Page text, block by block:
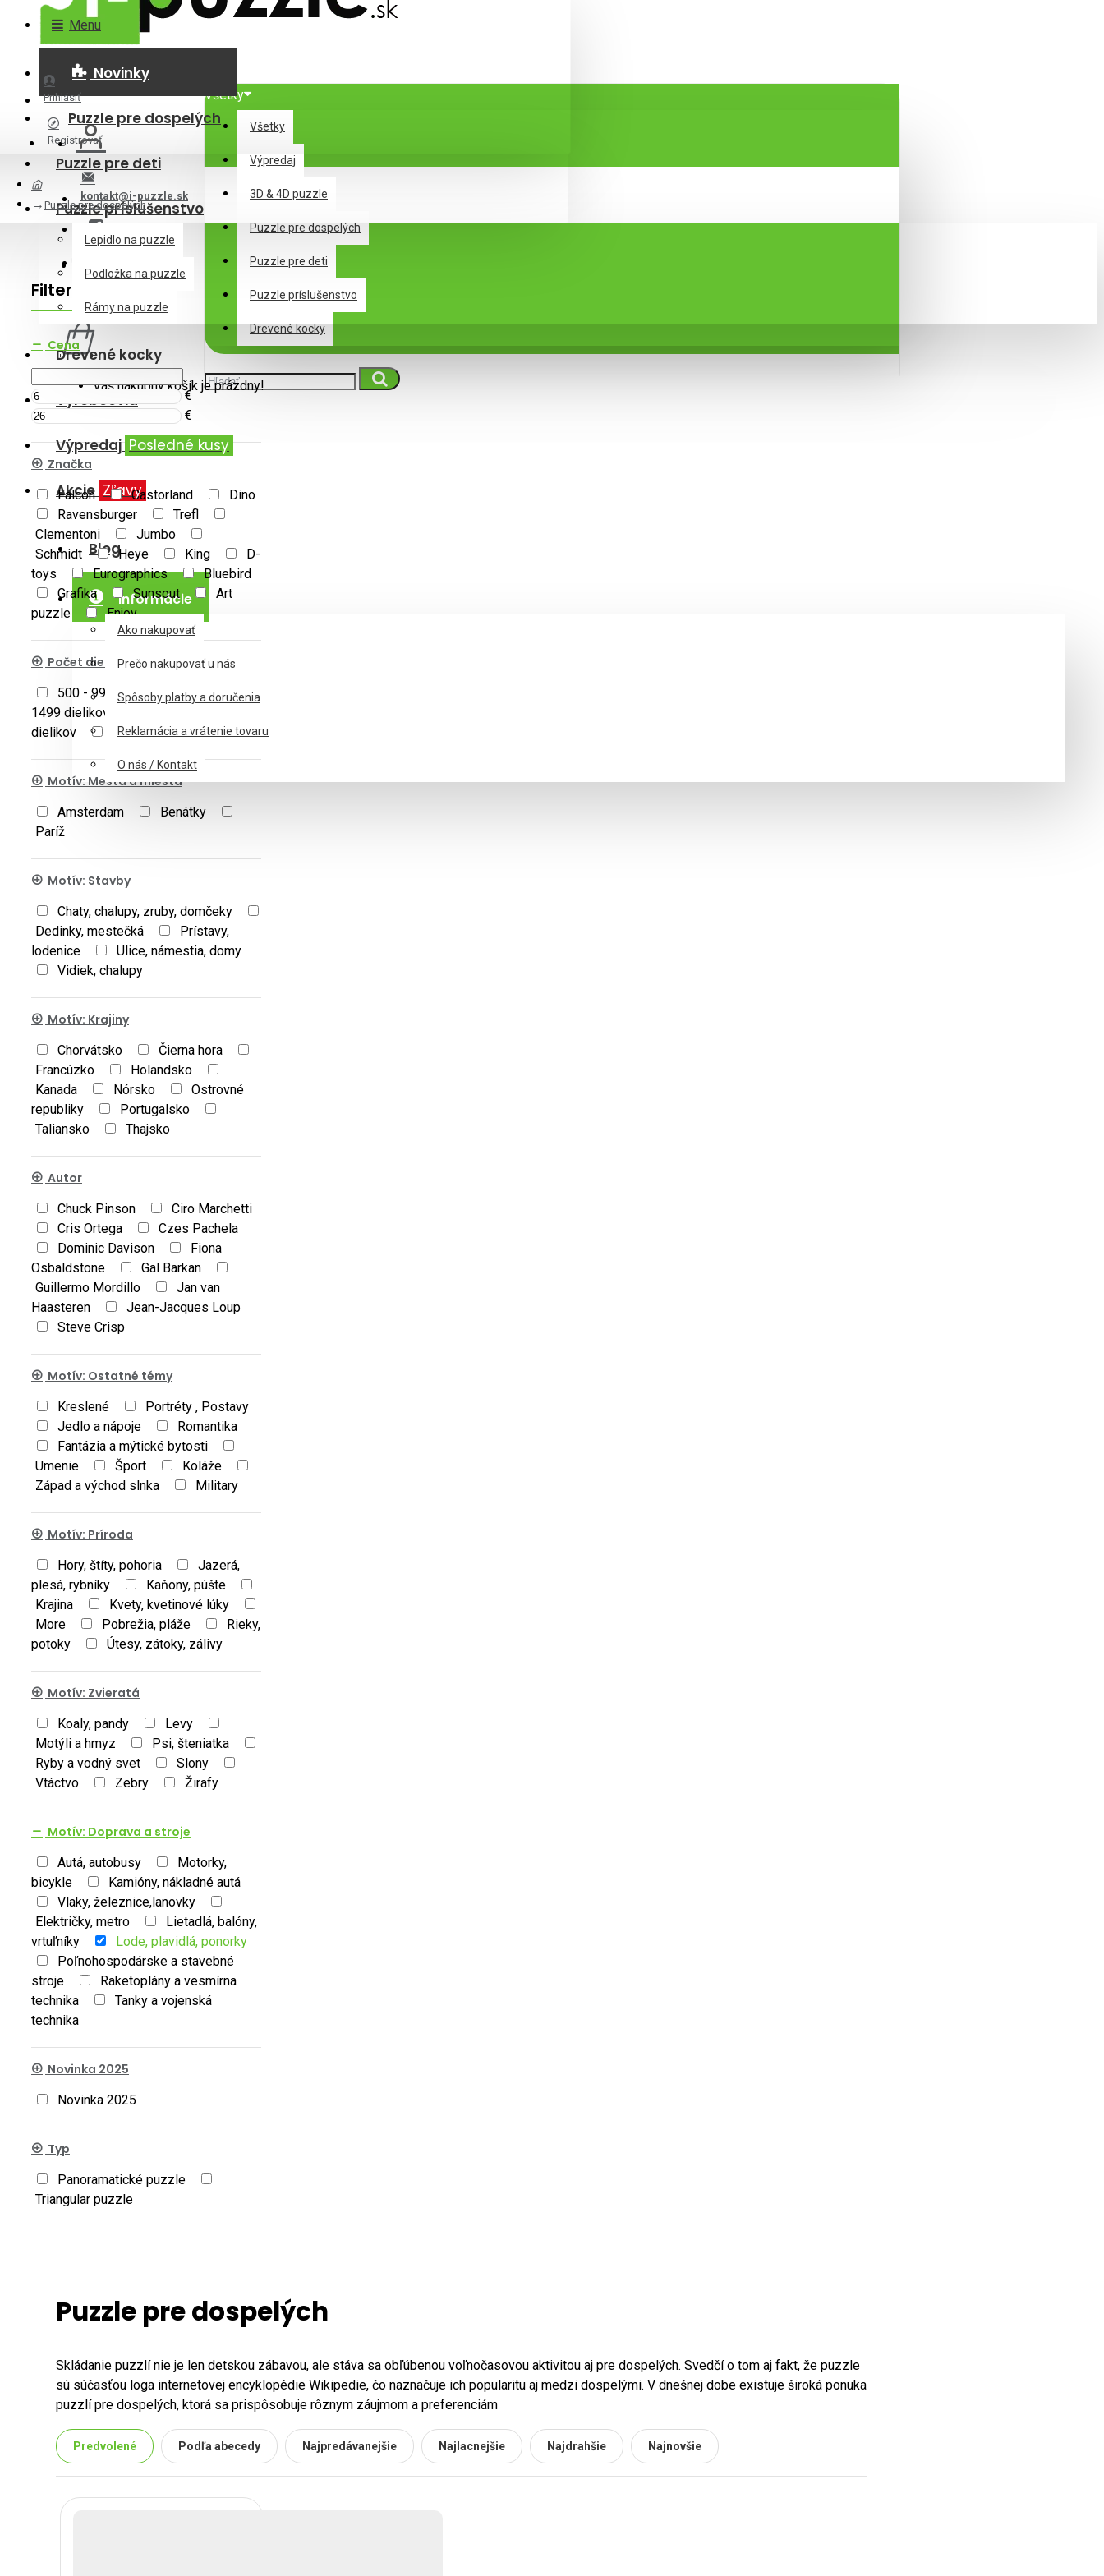
kontakt@i-puzzle.sk
Všetky
Všetky
Výpredaj
3D & 4D puzzle
Puzzle pre dospelých
Puzzle pre deti
Puzzle príslušenstvo
Drevené kocky
0 ks - 0,00€
Váš nákupný košík je prázdny!
Menu
Novinky
Puzzle pre dospelých
Puzzle pre deti
Puzzle príslušenstvo
Lepidlo na puzzle
Podložka na puzzle
Rámy na puzzle
Drevené kocky
Výrobcovia
Výpredaj Posledné kusy
Akcie Zľavy
Blog
Informácie
Ako nakupovať
Prečo nakupovať u nás
Spôsoby platby a doručenia
Reklamácia a vrátenie tovaru
O nás / Kontakt
Prihlásiť
Registrovať
Puzzle pre dospelých
Filter
Cena
€
€
Značka
Falcon Castorland
Dino
Ravensburger
Trefl
Clementoni
Jumbo
Schmidt
Heye King
D-
toys
Eurographics
Bluebird
Grafika
Sunsout
Art
puzzle
Enjoy
Počet dielikov
500 - 999 dielikov
1000 -
1499 dielikov
dielikov
2000 - 2999 dielikov
Motív: Mestá a miesta
Amsterdam
Benátky
Paríž
Motív: Stavby
Chaty, chalupy, zruby, domčeky
Dedinky, mestečká
Prístavy,
lodenice
Ulice, námestia, domy
Vidiek, chalupy
Motív: Krajiny
Chorvátsko
Čierna hora
Francúzko
Holandsko
Kanada
Nórsko
Ostrovné
republiky
Portugalsko
Taliansko
Thajsko
Autor
Chuck Pinson
Ciro Marchetti
Cris Ortega
Czes Pachela
Dominic Davison
Fiona
Osbaldstone
Gal Barkan
Guillermo Mordillo
Jan van
Haasteren
Jean-Jacques Loup
Steve Crisp
Motív: Ostatné témy
Kreslené
Portréty , Postavy
Jedlo a nápoje
Romantika
Fantázia a mýtické bytosti
Umenie
Šport
Koláže
Západ a východ slnka
Military
Motív: Príroda
Hory, štíty, pohoria
Jazerá,
plesá, rybníky
Kaňony, púšte
Krajina
Kvety, kvetinové lúky
More
Pobrežia, pláže
Rieky,
potoky
Útesy, zátoky, zálivy
Motív: Zvieratá
Koaly, pandy
Levy
Motýli a hmyz
Psi, šteniatka
Ryby a vodný svet
Slony
Vtáctvo
Zebry Žirafy
Motív: Doprava a stroje
Autá, autobusy
Motorky,
bicykle
Kamióny, nákladné autá
Vlaky, železnice,lanovky
Električky, metro
Lietadlá, balóny,
vrtuľníky
Lode, plavidlá, ponorky
Poľnohospodárske a stavebné
stroje
Raketoplány a vesmírna
technika
Tanky a vojenská
technika
Novinka 2025
Novinka 2025
Typ
Panoramatické puzzle
Triangular puzzle
Puzzle pre dospelých
Skládanie puzzlí nie je len detskou zábavou, ale stáva sa obľúbenou voľnočasovou aktivitou aj pre dospelých. Svedčí o tom aj fakt, že puzzle
sú súčasťou loga internetovej encyklopédie Wikipedie, čo naznačuje ich popularitu aj medzi dospelými. V dnešnej dobe existuje široká ponuka
puzzlí pre dospelých, ktorá sa prispôsobuje rôznym záujmom a preferenciám
Ako vybrať puzzle pre dospelého?
ženy. Je tiež nevyhnutné zohľadniť koníčky a záujmy osoby, pre ktorú puzzle kupujete, aby sa vybralo také, ktoré ju skutočne zaujme.
Predvolené Podľa abecedy Najpredávanejšie Najlacnejšie Najdrahšie Najnovšie